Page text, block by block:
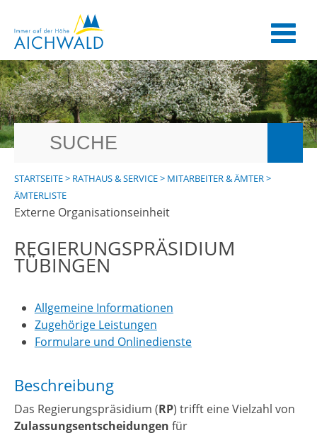
STARTSEITE> RATHAUS & SERVICE> MITARBEITER & ÄMTER>
ÄMTERLISTE
Externe Organisationseinheit
REGIERUNGSPRÄSIDIUM
TÜBINGEN
Allgemeine Informationen
Zugehörige Leistungen
Formulare und Onlinedienste
Beschreibung
Das Regierungspräsidium (RP) trifft eine Vielzahl von
Zulassungsentscheidungen für